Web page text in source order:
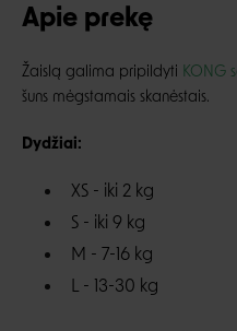
Apie prekę
Žaislą galima pripildyti KONG
šuns mėgstamais skanėstais.
Dydžiai:
XS - iki 2 kg
S - iki 9 kg
M - 7-16 kg
L - 13-30 kg